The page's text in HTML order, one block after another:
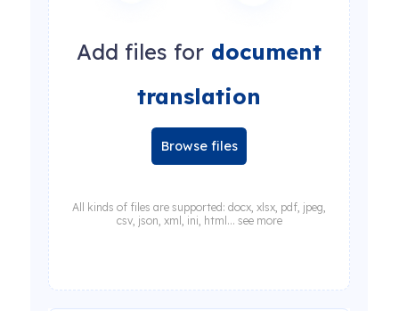
Add files for document
translation
Browse files
All kinds of files are supported: docx, xlsx, pdf, jpeg,
csv, json, xml, ini, html... see more